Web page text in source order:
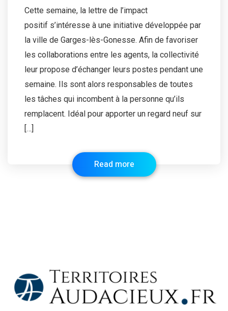
Cette semaine, la lettre de l’impact
positif s’intéresse à une initiative développée par
la ville de Garges-lès-Gonesse. Afin de favoriser
les collaborations entre les agents, la collectivité
leur propose d’échanger leurs postes pendant une
semaine. Ils sont alors responsables de toutes
les tâches qui incombent à la personne qu’ils
remplacent. Idéal pour apporter un regard neuf sur
[…]
Read more